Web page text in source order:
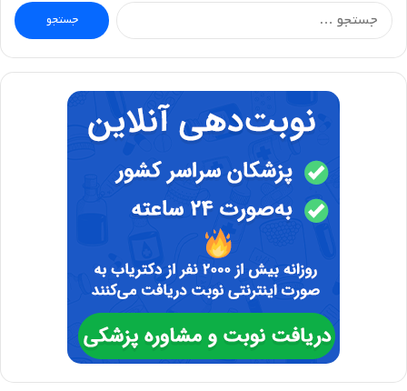
جستجو
برای: